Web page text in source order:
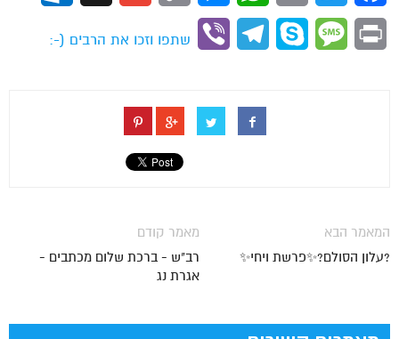
Print
Message
Skype
Telegram
Viber
שתפו וזכו את הרבים (-:
מאמר קודם
רב"ש - ברכת שלום מכתבים -
אגרת נג
המאמר הבא
?עלון הסולם?✨פרשת ויחי✨